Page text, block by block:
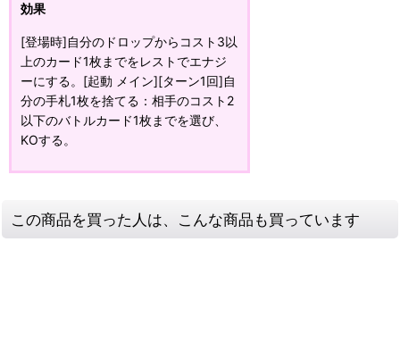
効果
[登場時]自分のドロップからコスト3以
上のカード1枚までをレストでエナジ
ーにする。[起動 メイン][ターン1回]自
分の手札1枚を捨てる：相手のコスト2
以下のバトルカード1枚までを選び、
KOする。
この商品を買った人は、こんな商品も買っています